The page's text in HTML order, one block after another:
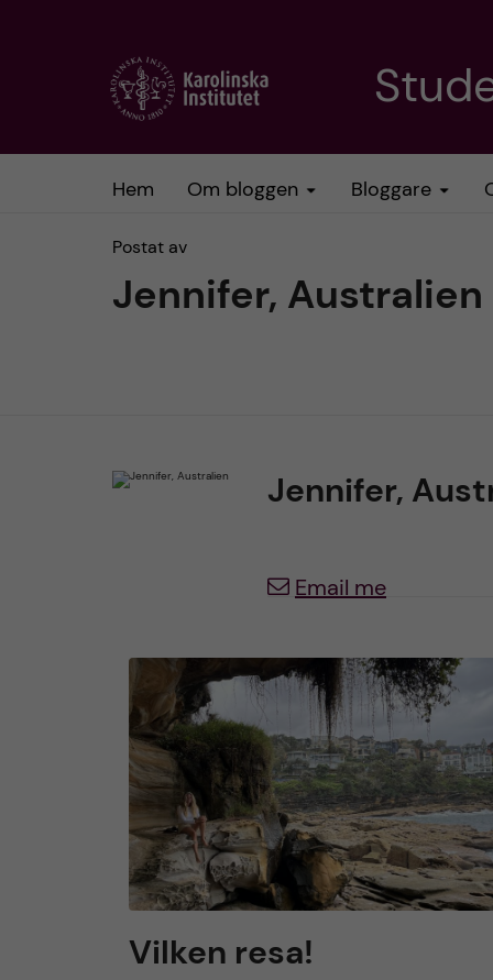
Hem Om bloggen Bloggare
Postat av
Jennifer, Australien
Jennifer,
Email me
Vilken resa!